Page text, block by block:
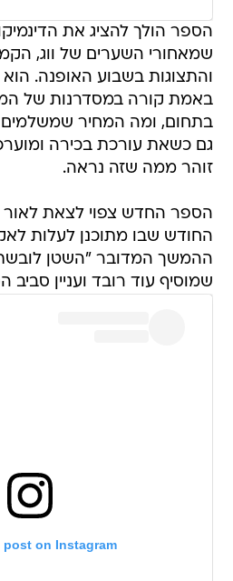
הספר הולך להציג את
שמאחורי השערים של ווג,
והתצוגות בשבוע האופנה.
באמת קורה במסדרנות של
בתחום, ומה המחיר שמשלמים
גם כשאת עורכת בכירה
זוהר ממה שזה נראה.
החודש שבו מתוכנן לעלות
שמוסיף עוד רובד ועניין סביב
post on Instagram